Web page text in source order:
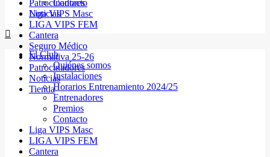
Patrocinadores
Noticias
El Club
Quiénes somos
Instalaciones
Horarios Entrenamiento 2024/25
Entrenadores
Premios
Contacto
Liga VIPS Masc
LIGA VIPS FEM
Cantera
Contacto
Liga VIPS Masc
LIGA VIPS FEM
Cantera
Seguro Médico
Normativa 25-26
Patrocinadores
Noticias
Tienda